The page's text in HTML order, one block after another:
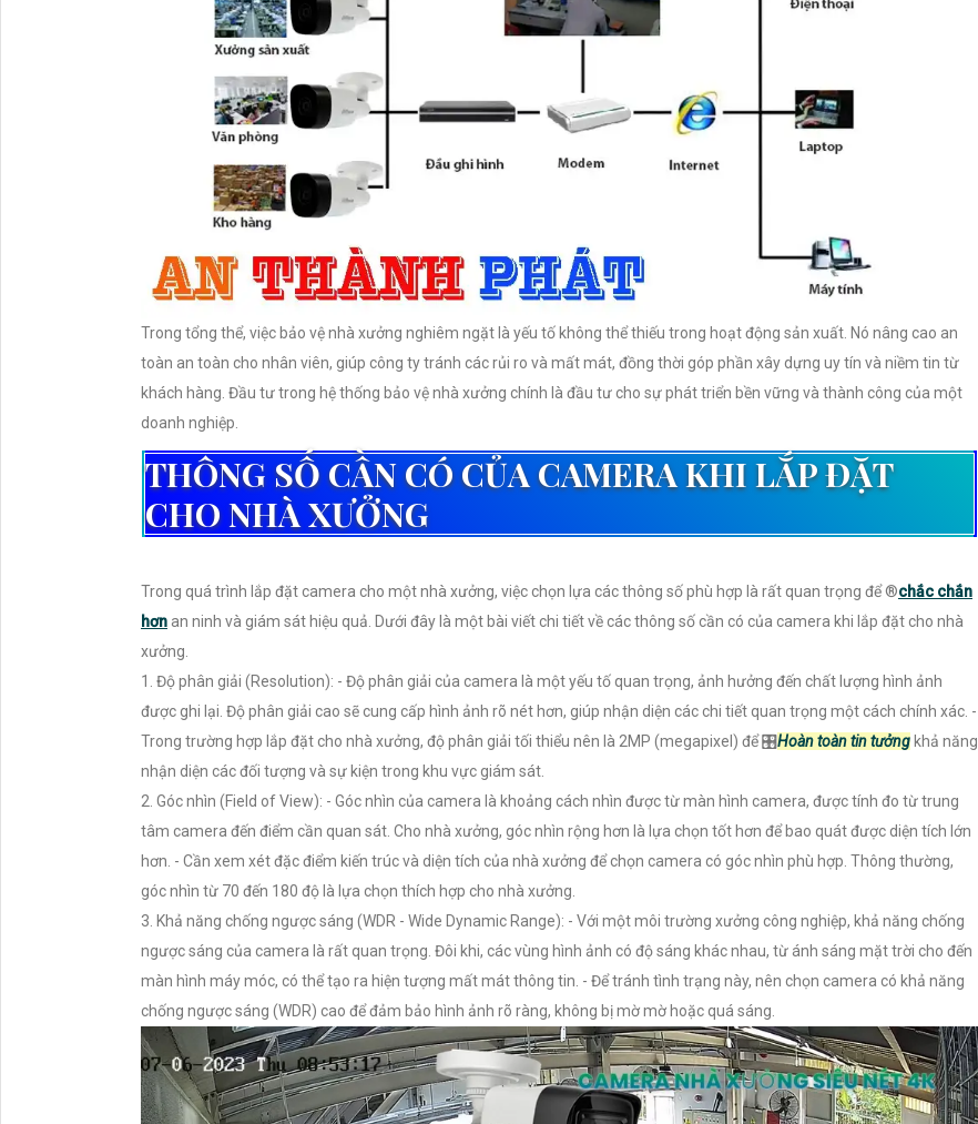
Trong tổng thể, việc bảo vệ nhà xưởng nghiêm ngặt là yếu tố không thể thiếu trong hoạt động sản xuất. Nó nâng cao an
toàn an toàn cho nhân viên, giúp công ty tránh các rủi ro và mất mát, đồng thời góp phần xây dựng uy tín và niềm tin từ
khách hàng. Đầu tư trong hệ thống bảo vệ nhà xưởng chính là đầu tư cho sự phát triển bền vững và thành công của một
doanh nghiệp.
THÔNG SỐ CẦN CÓ CỦA CAMERA KHI LẮP ĐẶT
CHO NHÀ XƯỞNG
Trong quá trình lắp đặt camera cho một nhà xưởng, việc chọn lựa các thông số phù hợp là rất quan trọng để ®️chắc chắn
hơn an ninh và giám sát hiệu quả. Dưới đây là một bài viết chi tiết về các thông số cần có của camera khi lắp đặt cho nhà
xưởng.
1. Độ phân giải (Resolution): - Độ phân giải của camera là một yếu tố quan trọng, ảnh hưởng đến chất lượng hình ảnh
được ghi lại. Độ phân giải cao sẽ cung cấp hình ảnh rõ nét hơn, giúp nhận diện các chi tiết quan trọng một cách chính xác. -
Trong trường hợp lắp đặt cho nhà xưởng, độ phân giải tối thiểu nên là 2MP (megapixel) để 🎛Hoàn toàn tin tưởngkhả năng
nhận diện các đối tượng và sự kiện trong khu vực giám sát.
2. Góc nhìn (Field of View): - Góc nhìn của camera là khoảng cách nhìn được từ màn hình camera, được tính đo từ trung
tâm camera đến điểm cần quan sát. Cho nhà xưởng, góc nhìn rộng hơn là lựa chọn tốt hơn để bao quát được diện tích lớn
hơn. - Cần xem xét đặc điểm kiến trúc và diện tích của nhà xưởng để chọn camera có góc nhìn phù hợp. Thông thường,
góc nhìn từ 70 đến 180 độ là lựa chọn thích hợp cho nhà xưởng.
3. Khả năng chống ngược sáng (WDR - Wide Dynamic Range): - Với một môi trường xưởng công nghiệp, khả năng chống
ngược sáng của camera là rất quan trọng. Đôi khi, các vùng hình ảnh có độ sáng khác nhau, từ ánh sáng mặt trời cho đến
màn hình máy móc, có thể tạo ra hiện tượng mất mát thông tin. - Để tránh tình trạng này, nên chọn camera có khả năng
chống ngược sáng (WDR) cao để đảm bảo hình ảnh rõ ràng, không bị mờ mờ hoặc quá sáng.